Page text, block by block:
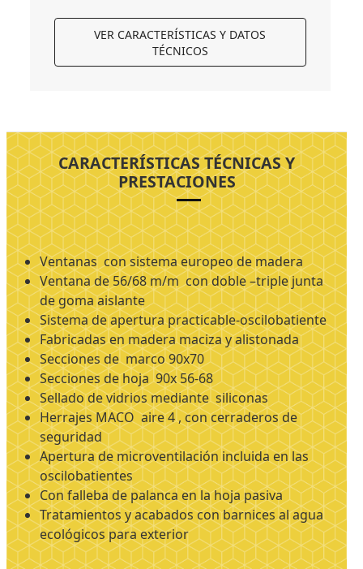
VER CARACTERÍSTICAS Y DATOS
TÉCNICOS
CARACTERÍSTICAS TÉCNICAS Y
PRESTACIONES
Ventanas con sistema europeo de madera
Ventana de 56/68 m/m con doble –triple junta
de goma aislante
Sistema de apertura practicable-oscilobatiente
Fabricadas en madera maciza y alistonada
Secciones de marco 90x70
Secciones de hoja 90x 56-68
Sellado de vidrios mediante siliconas
Herrajes MACO aire 4 , con cerraderos de
seguridad
Apertura de microventilación incluida en las
oscilobatientes
Con falleba de palanca en la hoja pasiva
Tratamientos y acabados con barnices al agua
ecológicos para exterior